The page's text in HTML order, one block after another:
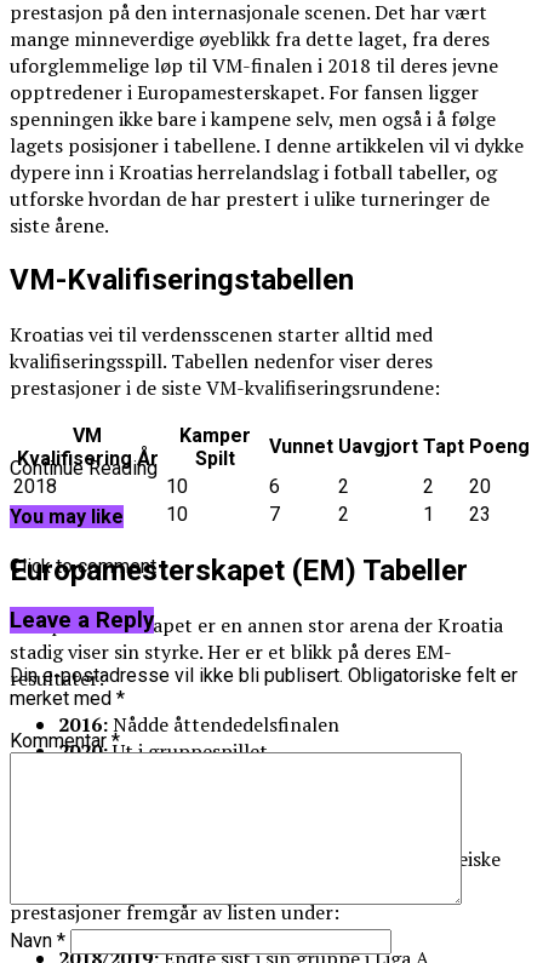
prestasjon på den internasjonale scenen. Det har vært
mange minneverdige øyeblikk fra dette laget, fra deres
uforglemmelige løp til VM-finalen i 2018 til deres jevne
opptredener i Europamesterskapet. For fansen ligger
spenningen ikke bare i kampene selv, men også i å følge
lagets posisjoner i tabellene. I denne artikkelen vil vi dykke
dypere inn i Kroatias herrelandslag i fotball tabeller, og
utforske hvordan de har prestert i ulike turneringer de
siste årene.
VM-Kvalifiseringstabellen
Kroatias vei til verdensscenen starter alltid med
kvalifiseringsspill. Tabellen nedenfor viser deres
prestasjoner i de siste VM-kvalifiseringsrundene:
VM
Kvalifisering År
Kamper
Spilt
Vunnet Uavgjort Tapt Poeng
2018
10 6 2 2
20
2022
10 7 2 1 23
Europamesterskapet (EM) Tabeller
Europamesterskapet er en annen stor arena der Kroatia
stadig viser sin styrke. Her er et blikk på deres EM-
resultater:
2016:Nådde åttendedelsfinalen
2020:Ut i gruppespillet
Nations League har blitt en ny plattform for europeiske
prestasjoner fremgår av listen under:
Continue Reading
You may like
Click to comment
Leave a Reply
Din e-postadresse vil ikke bli publisert. Obligatoriske felt er
merket med *
Kommentar *
Navn *